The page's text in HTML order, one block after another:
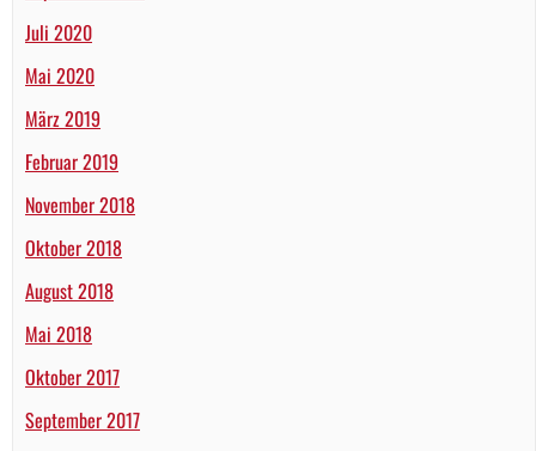
Juli 2020
Mai 2020
März 2019
Februar 2019
November 2018
Oktober 2018
August 2018
Mai 2018
Oktober 2017
September 2017